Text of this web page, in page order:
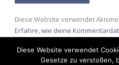
Alternative:
Diese Website verwendet
Erfahre, wie deine
Diese Website verwendet
Gesetze zu verstoßen,